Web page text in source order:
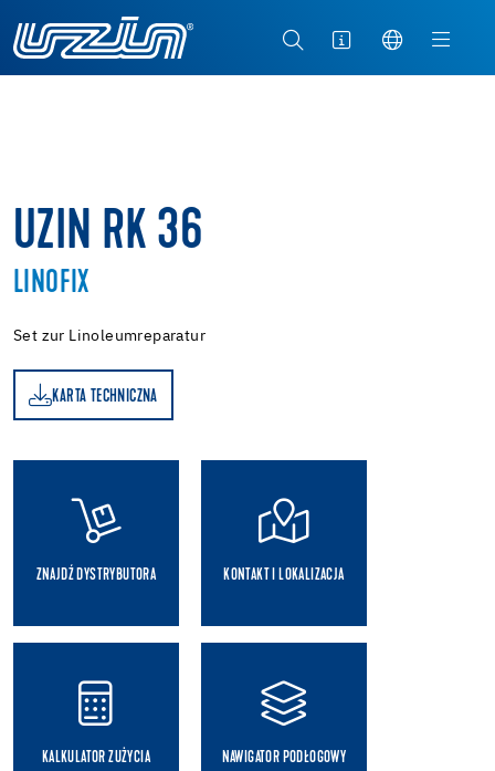
UZIN RK 36
LINOFIX
Set zur Linoleumreparatur
KARTA TECHNICZNA
ZNAJDŹ DYSTRYBUTORA KONTAKT I LOKALIZACJA
KALKULATOR ZUŻYCIA NAWIGATOR PODŁOGOWY